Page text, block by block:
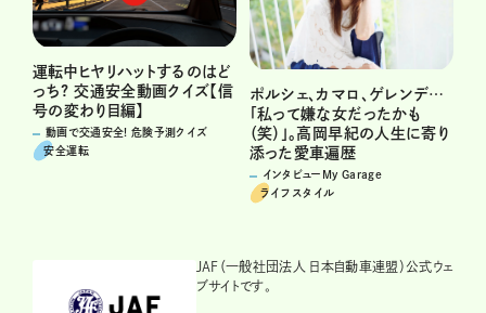
運転中ヒヤリハットするのはど
っち? 交通安全動画クイズ【信
号の変わり目編】
動画で交通安全! 危険予測クイズ
安全運転
ポルシェ、カマロ、ゲレンデ…
「私って嫌な女だったかも
（笑）」。高岡早紀の人生に寄り
添った愛車遍歴
インタビューMy Garage
ライフスタイル
JAF（一般社団法人 日本自動車連盟）公式ウェ
ブサイトです。